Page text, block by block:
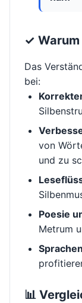
✓ Warum
Das
bei:
von
und zu
Poesie
Metrum
📊